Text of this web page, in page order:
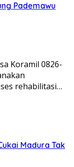
Pademawu
Koramil 0826-
rehabilitasi…
Madura Tak